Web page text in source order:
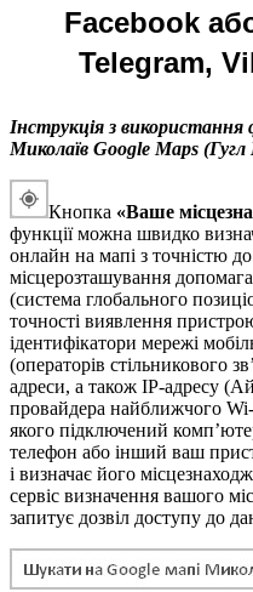
Facebook
Telegram,
Інструкція з
Миколаїв Google Maps
Кнопка «Ваше
функції можна швидко
онлайн на мапі з точністю
місцерозташування
(система глобального
точності виявлення
ідентифікатори мережі
(операторів стільникового
адреси, а також IP-адресу
провайдера найближчого
якого підключений
телефон або інший ваш
і визначає його
сервіс визначення вашого
запитує дозвіл доступу до